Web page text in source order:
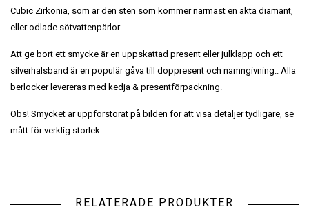
Cubic Zirkonia, som är den sten som kommer närmast en äkta diamant,
eller odlade sötvattenpärlor.
Att ge bort ett smycke är en uppskattad present eller julklapp och ett
silverhalsband är en populär gåva till doppresent och namngivning.. Alla
berlocker levereras med kedja & presentförpackning.
Obs! Smycket är uppförstorat på bilden för att visa detaljer tydligare, se
mått för verklig storlek.
RELATERADE PRODUKTER